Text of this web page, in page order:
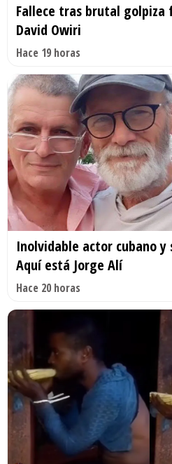
Fallece tras brutal
David Owiri
Hace 19 horas
Inolvidable actor cubano y
Aquí está Jorge Alí
Hace 20 horas